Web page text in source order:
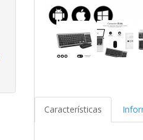
Características